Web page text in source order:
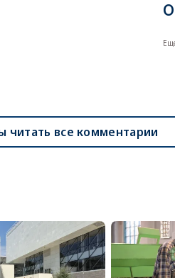
читать все комментарии